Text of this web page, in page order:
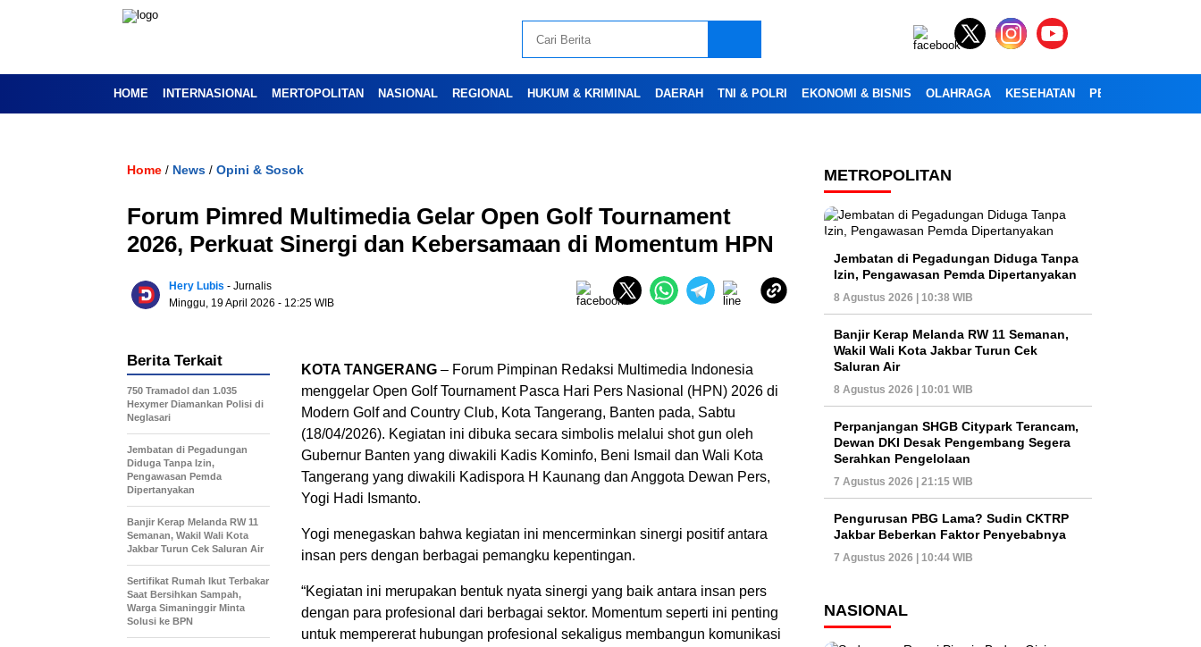
HOME INTERNASIONAL MERTOPOLITAN NASIONAL REGIONAL HUKUM & KRIMINAL DAERAH TNI & POLRI EKONOMI & BISNIS OLAHRAGA KESEHATAN PENDIDIKAN
Home / News / Opini & Sosok
Forum Pimred Multimedia Gelar Open Golf Tournament
2026, Perkuat Sinergi dan Kebersamaan di Momentum HPN
Hery Lubis - Jurnalis
Minggu, 19 April 2026 - 12:25 WIB
KOTA TANGERANG – Forum Pimpinan Redaksi Multimedia Indonesia
menggelar Open Golf Tournament Pasca Hari Pers Nasional (HPN) 2026 di
Modern Golf and Country Club, Kota Tangerang, Banten pada, Sabtu
(18/04/2026). Kegiatan ini dibuka secara simbolis melalui shot gun oleh
Gubernur Banten yang diwakili Kadis Kominfo, Beni Ismail dan Wali Kota
Tangerang yang diwakili Kadispora H Kaunang dan Anggota Dewan Pers,
Yogi Hadi Ismanto.
Yogi menegaskan bahwa kegiatan ini mencerminkan sinergi positif antara
insan pers dengan berbagai pemangku kepentingan.
“Kegiatan ini merupakan bentuk nyata sinergi yang baik antara insan pers
dengan para profesional dari berbagai sektor. Momentum seperti ini penting
untuk mempererat hubungan profesional sekaligus membangun komunikasi
Advertesment
Berita Terkait
750 Tramadol dan 1.035
Hexymer Diamankan Polisi di
Neglasari
Jembatan di Pegadungan
Diduga Tanpa Izin,
Pengawasan Pemda
Dipertanyakan
Banjir Kerap Melanda RW 11
Semanan, Wakil Wali Kota
Jakbar Turun Cek Saluran Air
Sertifikat Rumah Ikut Terbakar
Saat Bersihkan Sampah,
Warga Simaninggir Minta
Solusi ke BPN
METROPOLITAN
Jembatan di Pegadungan Diduga Tanpa
Izin, Pengawasan Pemda Dipertanyakan
8 Agustus 2026 | 10:38 WIB
Banjir Kerap Melanda RW 11 Semanan,
Wakil Wali Kota Jakbar Turun Cek
Saluran Air
8 Agustus 2026 | 10:01 WIB
Perpanjangan SHGB Citypark Terancam,
Dewan DKI Desak Pengembang Segera
Serahkan Pengelolaan
7 Agustus 2026 | 21:15 WIB
Pengurusan PBG Lama? Sudin CKTRP
Jakbar Beberkan Faktor Penyebabnya
7 Agustus 2026 | 10:44 WIB
NASIONAL